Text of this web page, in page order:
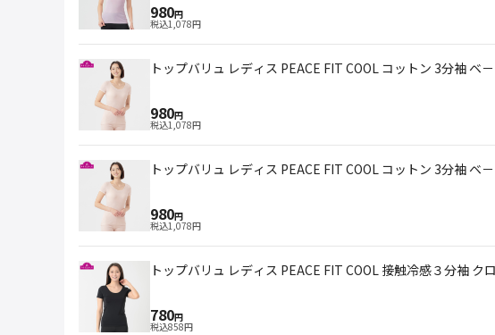
980円
税込1,078円
トップバリュ レディス PEACE FIT COOL コットン 3分袖 ベ
980円
税込1,078円
トップバリュ レディス PEACE FIT COOL コットン 3分袖 ベ
980円
税込1,078円
トップバリュ レディス PEACE FIT COOL 接触冷感３分袖 ク
780円
税込858円